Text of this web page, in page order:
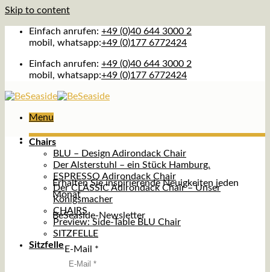
Skip to content
Einfach anrufen: +49 (0)40 644 3000 2
mobil, whatsapp:+49 (0)177 6772424
Einfach anrufen: +49 (0)40 644 3000 2
mobil, whatsapp:+49 (0)177 6772424
Menu
Erhalten Sie inspirierende Neuigkeiten jeden
Monat
BeSeaside-Newsletter
E-Mail *
Chairs
BLU – Design Adirondack Chair
Der Alsterstuhl – ein Stück Hamburg.
ESPRESSO Adirondack Chair
Der CLASSIC Adirondack Chair – Unser
Königsmacher
CHAIRS
Preview: Side-Table BLU Chair
SITZFELLE
Sitzfelle